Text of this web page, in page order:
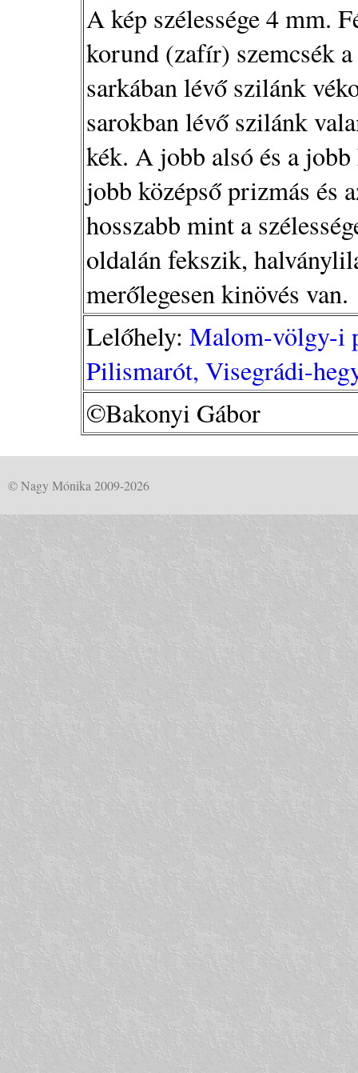
A kép szélessége 4 mm.
korund (zafír) szemcsék
sarkában lévő szilánk
sarokban lévő szilánk
kék. A jobb alsó és a
jobb középső prizmás és
hosszabb mint a
oldalán fekszik,
merőlegesen kinövés van.
Lelőhely: Malom-völgy-i
Pilismarót, Visegrádi-
©Bakonyi Gábor
© Nagy Mónika 2009-2026